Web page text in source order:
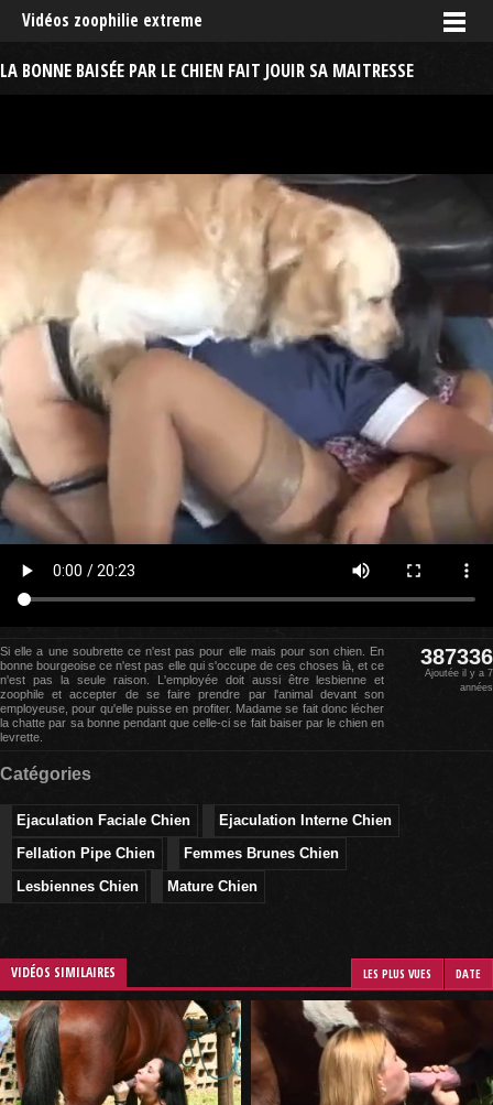
Vidéos zoophilie extreme
LA BONNE BAISÉE PAR LE CHIEN FAIT JOUIR SA MAITRESSE
Si elle a une soubrette ce n'est pas pour elle mais pour son chien. En
bonne bourgeoise ce n'est pas elle qui s'occupe de ces choses là, et ce
n'est pas la seule raison. L'employée doit aussi être lesbienne et
zoophile et accepter de se faire prendre par l'animal devant son
employeuse, pour qu'elle puisse en profiter. Madame se fait donc lécher
la chatte par sa bonne pendant que celle-ci se fait baiser par le chien en
levrette.
387336
Ajoutée il y a 7
années
Catégories
Ejaculation Faciale Chien
Ejaculation Interne Chien
Fellation Pipe Chien
Femmes Brunes Chien
Lesbiennes Chien
Mature Chien
VIDÉOS SIMILAIRES LES PLUS VUES DATE